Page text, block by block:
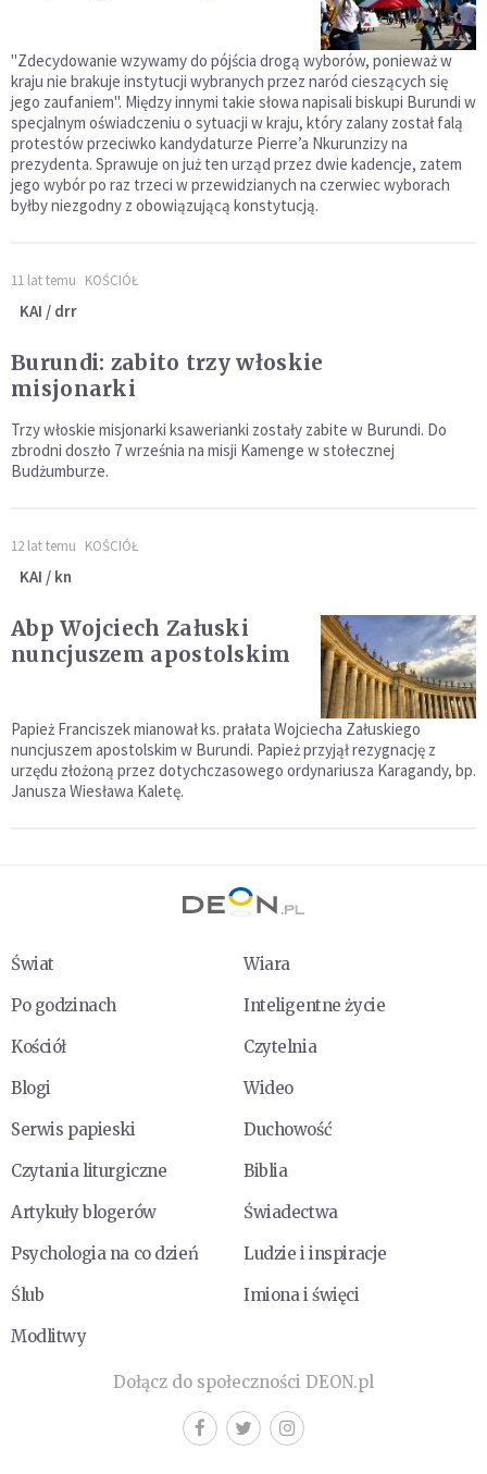
"Zdecydowanie wzywamy do pójścia drogą wyborów, ponieważ w
kraju nie brakuje instytucji wybranych przez naród cieszących się
jego zaufaniem". Między innymi takie słowa napisali biskupi Burundi w
specjalnym oświadczeniu o sytuacji w kraju, który zalany został falą
protestów przeciwko kandydaturze Pierre’a Nkurunzizy na
prezydenta. Sprawuje on już ten urząd przez dwie kadencje, zatem
jego wybór po raz trzeci w przewidzianych na czerwiec wyborach
byłby niezgodny z obowiązującą konstytucją.
11 lat temu KOŚCIÓŁ
KAI / drr
Burundi: zabito trzy włoskie
misjonarki
Trzy włoskie misjonarki ksawerianki zostały zabite w Burundi. Do
zbrodni doszło 7 września na misji Kamenge w stołecznej
Budżumburze.
12 lat temu KOŚCIÓŁ
KAI / kn
Abp Wojciech Załuski
nuncjuszem apostolskim
Papież Franciszek mianował ks. prałata Wojciecha Załuskiego
nuncjuszem apostolskim w Burundi. Papież przyjął rezygnację z
urzędu złożoną przez dotychczasowego ordynariusza Karagandy, bp.
Janusza Wiesława Kaletę.
Świat
Wiara
Po godzinach
Inteligentne życie
Kościół
Czytelnia
Blogi
Wideo
Serwis papieski
Duchowość
Czytania liturgiczne
Biblia
Artykuły blogerów
Świadectwa
Psychologia na co dzień
Ludzie i inspiracje
Ślub
Imiona i święci
Modlitwy
Dołącz do społeczności DEON.pl